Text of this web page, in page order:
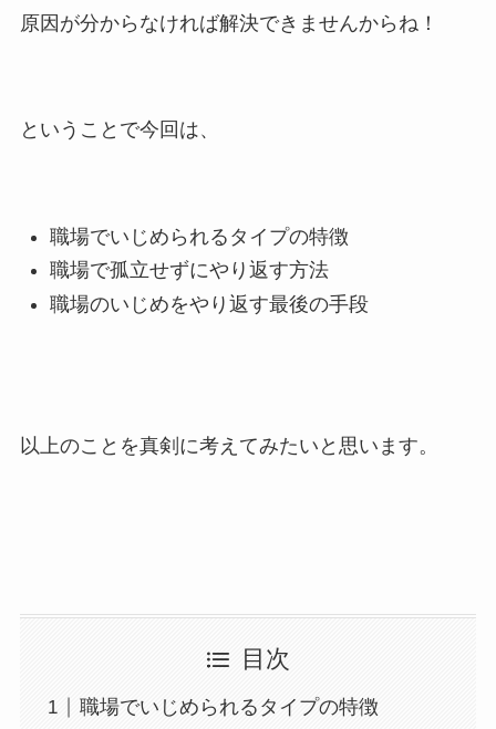
原因が分からなければ解決できませんからね！
ということで今回は、
職場でいじめられるタイプの特徴
職場で孤立せずにやり返す方法
職場のいじめをやり返す最後の手段
以上のことを真剣に考えてみたいと思います。
目次
職場でいじめられるタイプの特徴